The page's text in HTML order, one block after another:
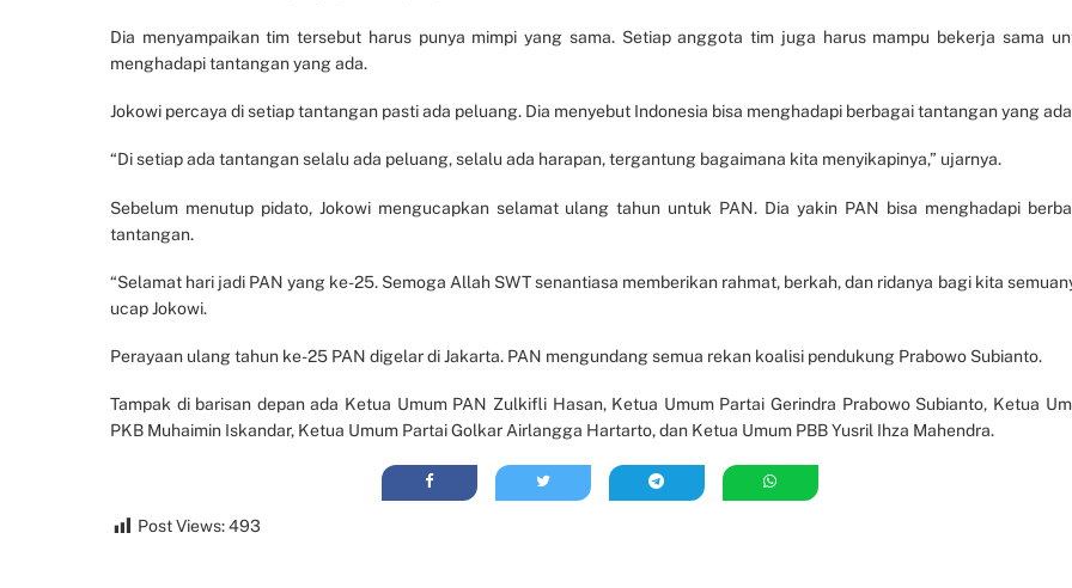
Dia menyampaikan tim tersebut harus punya mimpi yang sama. Setiap anggota tim juga harus mampu bekerja sama
menghadapi tantangan yang ada.
Jokowi percaya di setiap tantangan pasti ada peluang. Dia menyebut Indonesia bisa menghadapi berbagai tantangan yang
“Di setiap ada tantangan selalu ada peluang, selalu ada harapan, tergantung bagaimana kita menyikapinya,” ujarnya.
Sebelum menutup pidato, Jokowi mengucapkan selamat ulang tahun untuk PAN. Dia yakin PAN bisa menghadapi
tantangan.
“Selamat hari jadi PAN yang ke-25. Semoga Allah SWT senantiasa memberikan rahmat, berkah, dan ridanya bagi kita
ucap Jokowi.
Perayaan ulang tahun ke-25 PAN digelar di Jakarta. PAN mengundang semua rekan koalisi pendukung Prabowo Subianto.
Tampak di barisan depan ada Ketua Umum PAN Zulkifli Hasan, Ketua Umum Partai Gerindra Prabowo Subianto, Ketua
PKB Muhaimin Iskandar, Ketua Umum Partai Golkar Airlangga Hartarto, dan Ketua Umum PBB Yusril Ihza Mahendra.
Post Views:493